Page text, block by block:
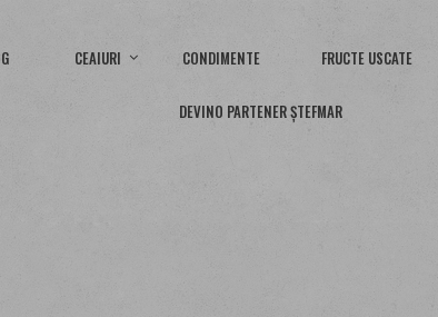
CEAIURI CONDIMENTE FRUCTE USCATE
DEVINO PARTENER ȘTEFMAR